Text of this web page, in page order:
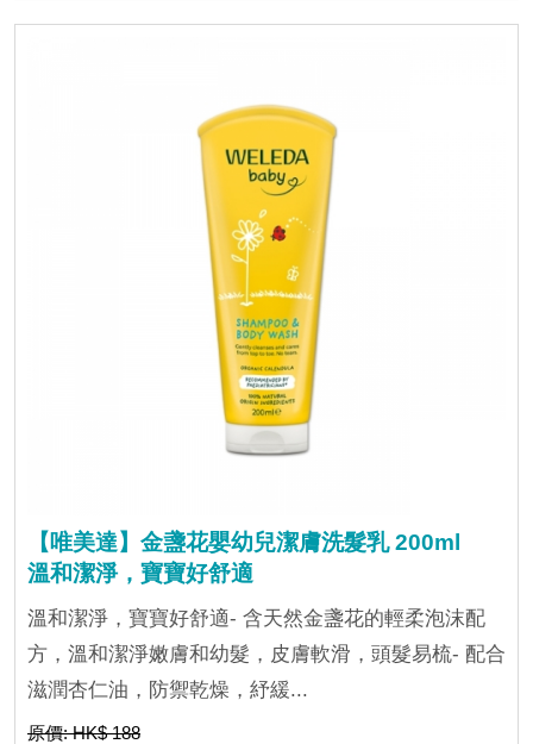
【唯美達】金盞花嬰幼兒潔膚洗髮乳 200ml
溫和潔淨，寶寶好舒適
溫和潔淨，寶寶好舒適- 含天然金盞花的輕柔泡沫配
方，溫和潔淨嫩膚和幼髮，皮膚軟滑，頭髮易梳- 配合
滋潤杏仁油，防禦乾燥，紓緩...
原價: HK$ 188